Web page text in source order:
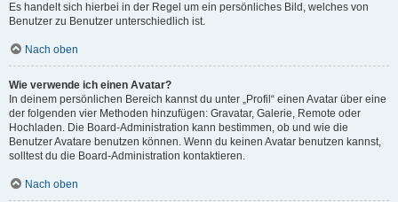
Es handelt sich hierbei in der Regel um ein persönliches Bild, welches von
Benutzer zu Benutzer unterschiedlich ist.
Nach oben
Wie verwende ich einen Avatar?
In deinem persönlichen Bereich kannst du unter „Profil“ einen Avatar über eine
der folgenden vier Methoden hinzufügen: Gravatar, Galerie, Remote oder
Hochladen. Die Board-Administration kann bestimmen, ob und wie die
Benutzer Avatare benutzen können. Wenn du keinen Avatar benutzen kannst,
solltest du die Board-Administration kontaktieren.
Nach oben